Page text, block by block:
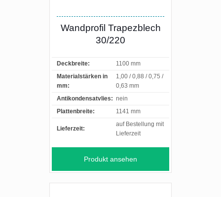
Wandprofil Trapezblech
30/220
Deckbreite:
1100 mm
Materialstärken in
mm:
1,00 / 0,88 / 0,75 /
0,63 mm
Antikondensatvlies: nein
Plattenbreite:
1141 mm
Lieferzeit:
auf Bestellung mit
Lieferzeit
Produkt ansehen